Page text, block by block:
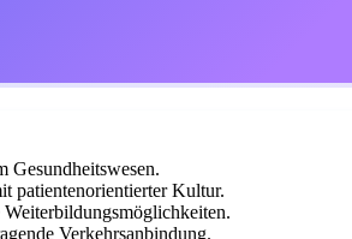
Gesundheitswesen.
patientenorientierter Kultur.
Verkehrsanbindung.